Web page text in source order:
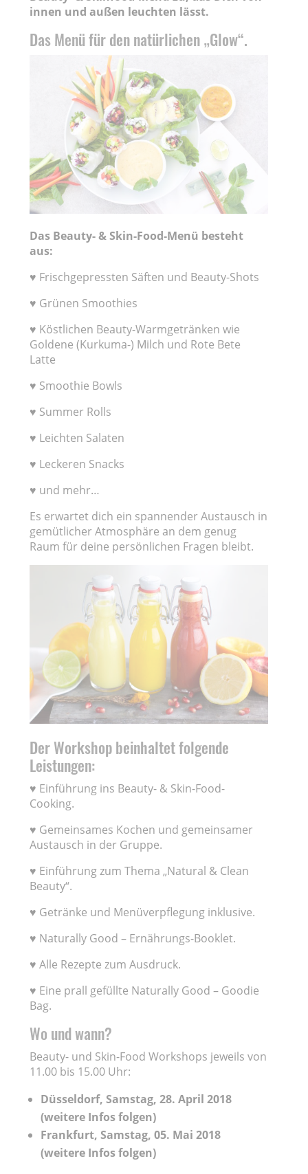
innen und außen leuchten lässt.
Das Menü für den natürlichen „Glow“.
Das Beauty- & Skin-Food-Menü besteht
aus:
♥ Frischgepressten Säften und Beauty-Shots
♥ Grünen Smoothies
♥ Köstlichen Beauty-Warmgetränken wie
Goldene (Kurkuma-) Milch und Rote Bete
Latte
♥ Smoothie Bowls
♥ Summer Rolls
♥ Leichten Salaten
♥ Leckeren Snacks
♥ und mehr…
Es erwartet dich ein spannender Austausch in
gemütlicher Atmosphäre an dem genug
Raum für deine persönlichen Fragen bleibt.
Der Workshop beinhaltet folgende
Leistungen:
♥ Einführung ins Beauty- & Skin-Food-
Cooking.
♥ Gemeinsames Kochen und gemeinsamer
Austausch in der Gruppe.
♥ Einführung zum Thema „Natural & Clean
Beauty“.
♥ Getränke und Menüverpflegung inklusive.
♥ Naturally Good – Ernährungs-Booklet.
♥ Alle Rezepte zum Ausdruck.
♥ Eine prall gefüllte Naturally Good – Goodie
Bag.
Wo und wann?
Beauty- und Skin-Food Workshops jeweils von
11.00 bis 15.00 Uhr:
Düsseldorf, Samstag, 28. April 2018
(weitere Infos folgen)
Frankfurt, Samstag, 05. Mai 2018
(weitere Infos folgen)